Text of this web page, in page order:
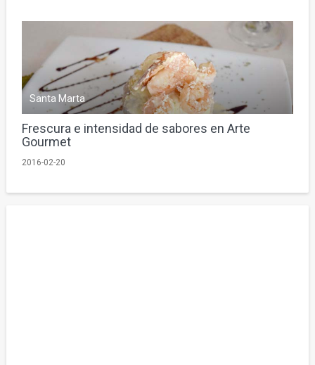
Santa Marta
Frescura e intensidad de sabores en Arte
Gourmet
2016-02-20